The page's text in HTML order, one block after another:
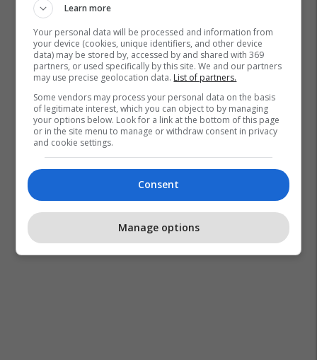
Learn more
Your personal data will be processed and information from
your device (cookies, unique identifiers, and other device
data) may be stored by, accessed by and shared with 369
partners, or used specifically by this site. We and our partners
may use precise geolocation data. List of partners.
Some vendors may process your personal data on the basis
of legitimate interest, which you can object to by managing
your options below. Look for a link at the bottom of this page
or in the site menu to manage or withdraw consent in privacy
and cookie settings.
Consent
Manage options